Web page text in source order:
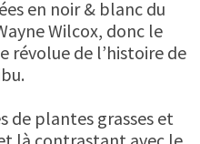
en noir & blanc du
Wilcox, donc le
révolue de l’histoire de
de plantes grasses et